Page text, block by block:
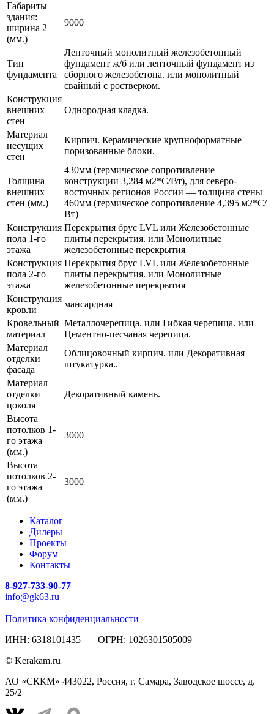
Габариты
здания:
ширина 2
(мм.)
9000
Тип
фундамента
Ленточный монолитный железобетонный
фундамент ж/б или ленточный фундамент из
сборного железобетона. или монолитный
свайный с ростверком.
Конструкция
внешних
стен
Однородная кладка.
Материал
несущих
стен
Кирпич. Керамические крупноформатные
поризованные блоки.
Толщина
внешних
стен (мм.)
430мм (термическое сопротивление
конструкции 3,284 м2*С/Вт), для северо-
восточных регионов России — толщина стены
460мм (термическое сопротивление 4,395 м2*С/
Вт)
Конструкция
пола 1-го
этажа
Перекрытия брус LVL или Железобетонные
плиты перекрытия. или Монолитные
железобетонные перекрытия
Конструкция
пола 2-го
этажа
Перекрытия брус LVL или Железобетонные
плиты перекрытия. или Монолитные
железобетонные перекрытия
Конструкция
кровли
мансардная
Кровельный
материал
Металлочерепица. или Гибкая черепица. или
Цементно-песчаная черепица.
Материал
отделки
фасада
Облицовочный кирпич. или Декоративная
штукатурка..
Материал
отделки
цоколя
Декоративный камень.
Высота
потолков 1-
го этажа
(мм.)
3000
Высота
потолков 2-
го этажа
(мм.)
3000
Каталог
Дилеры
Проекты
Форум
Контакты
8-927-733-90-77
info@gk63.ru
Политика конфиденциальности
ИНН: 6318101435 ОГРН: 1026301505009
© Kerakam.ru
АО «СККМ» 443022, Россия, г. Самара, Заводское шоссе, д.
25/2